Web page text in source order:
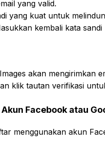
yang valid.
yang kuat untuk
kembali kata
akan mengirimkan
klik tautan verifikasi
Facebook atau
menggunakan akun